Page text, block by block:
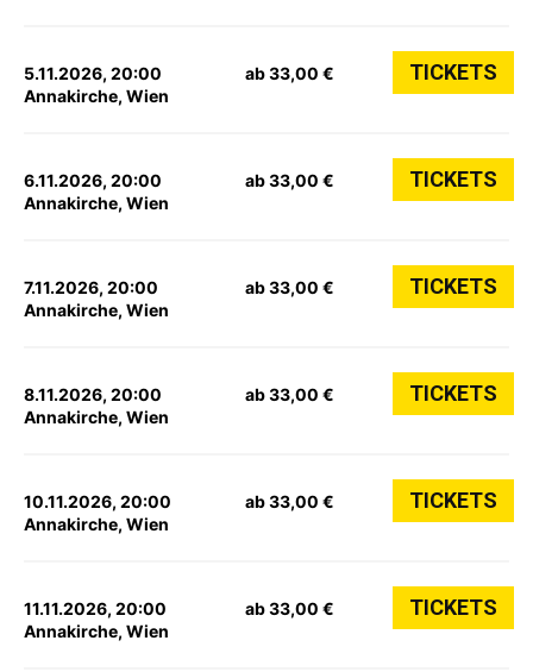
5.11.2026, 20:00
Annakirche, Wien
ab 33,00 € TICKETS
6.11.2026, 20:00
Annakirche, Wien
ab 33,00 € TICKETS
7.11.2026, 20:00
Annakirche, Wien
ab 33,00 € TICKETS
8.11.2026, 20:00
Annakirche, Wien
ab 33,00 € TICKETS
10.11.2026, 20:00
Annakirche, Wien
ab 33,00 € TICKETS
11.11.2026, 20:00
Annakirche, Wien
ab 33,00 € TICKETS